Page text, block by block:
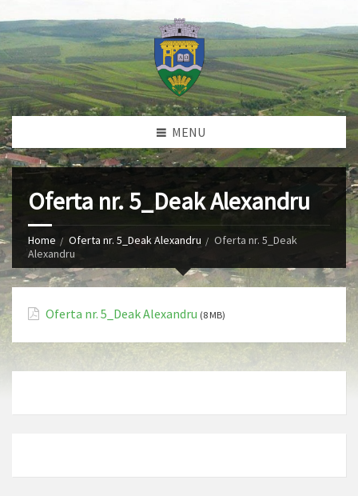
MENU
Oferta nr. 5_Deak Alexandru
Home Oferta nr. 5_Deak Alexandru
Oferta nr. 5_Deak
Alexandru
Oferta nr. 5_Deak Alexandru (8 MB)